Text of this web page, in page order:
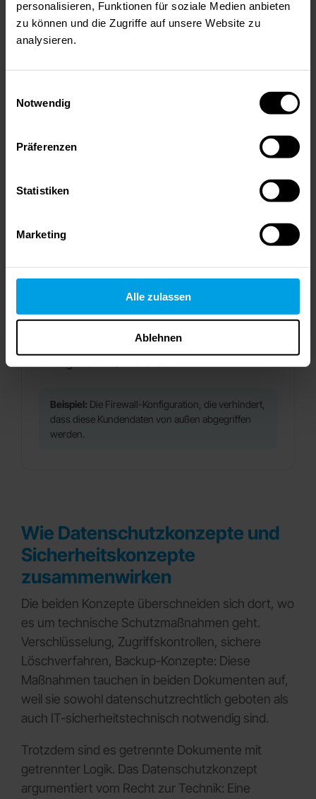
personalisieren, Funktionen für soziale Medien anbieten
zu können und die Zugriffe auf unsere Website zu
analysieren.
Notwendig
Präferenzen
Statistiken
Marketing
Alle zulassen
Ablehnen
Frage: Welche Daten verarbeiten wir, auf
welcher Grundlage?
Systeme, Netzwerke, alle Daten, nicht nur
Zielgruppe: IT-Betrieb, Geschäftsführung,
Auditoren
Frage: Wie schützen wir unsere IT vor
Angriffen und Ausfällen?
Beispiel: Die Firewall-Konfiguration, die verhindert,
dass diese Kundendaten von außen abgegriffen
werden.
Wie Datenschutzkonzepte und
Sicherheitskonzepte
zusammenwirken
Die beiden Konzepte überschneiden sich dort, wo
es um technische Schutzmaßnahmen geht.
Verschlüsselung, Zugriffskontrollen, sichere
Löschverfahren, Backup-Konzepte: Diese
Maßnahmen tauchen in beiden Dokumenten auf,
weil sie sowohl datenschutzrechtlich geboten als
auch IT-sicherheitstechnisch notwendig sind.
Trotzdem sind es getrennte Dokumente mit
getrennter Logik. Das Datenschutzkonzept
argumentiert vom Recht zur Technik: Eine